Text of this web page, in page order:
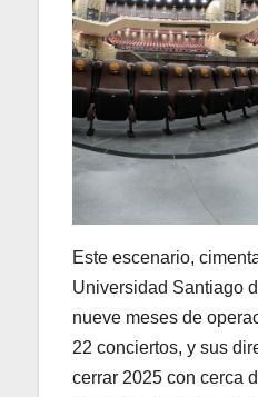
Este escenario,
Universidad Santiago
nueve meses de
22 conciertos, y sus
cerrar 2025 con cerca